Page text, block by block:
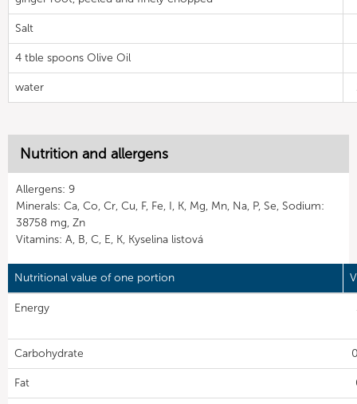
Salt
4 tble spoons Olive Oil
water
Nutrition and allergens
Allergens: 9
Minerals: Ca, Co, Cr, Cu, F, Fe, I, K, Mg, Mn, Na, P, Se, Sodium:
38758 mg, Zn
Vitamins: A, B, C, E, K, Kyselina listová
Nutritional value of one portion
Energy
Carbohydrate
Fat